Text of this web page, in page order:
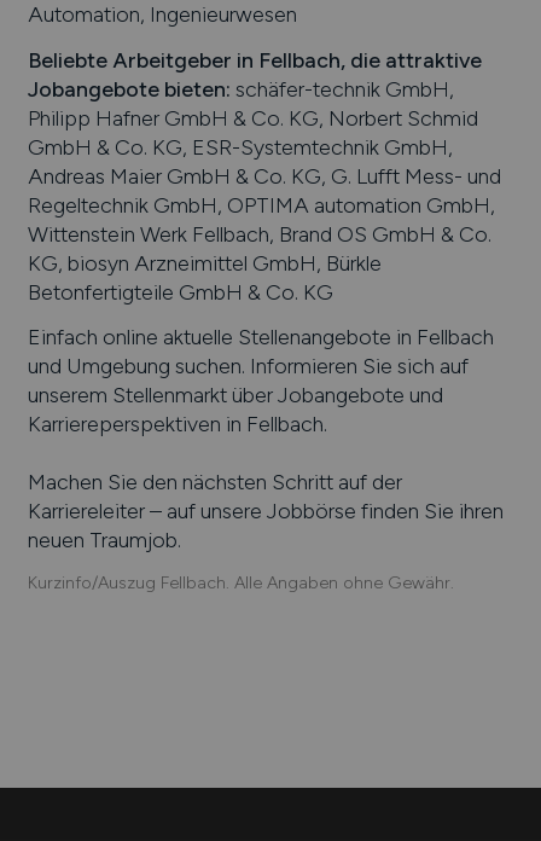
Automation, Ingenieurwesen
Beliebte Arbeitgeber in Fellbach, die attraktive
Jobangebote bieten: schäfer-technik GmbH,
Philipp Hafner GmbH & Co. KG, Norbert Schmid
GmbH & Co. KG, ESR-Systemtechnik GmbH,
Andreas Maier GmbH & Co. KG, G. Lufft Mess- und
Regeltechnik GmbH, OPTIMA automation GmbH,
Wittenstein Werk Fellbach, Brand OS GmbH & Co.
KG, biosyn Arzneimittel GmbH, Bürkle
Betonfertigteile GmbH & Co. KG
Einfach online aktuelle Stellenangebote in Fellbach
und Umgebung suchen. Informieren Sie sich auf
unserem Stellenmarkt über Jobangebote und
Karriereperspektiven in Fellbach.
Machen Sie den nächsten Schritt auf der
Karriereleiter – auf unsere Jobbörse finden Sie ihren
neuen Traumjob.
Kurzinfo/Auszug Fellbach. Alle Angaben ohne Gewähr.